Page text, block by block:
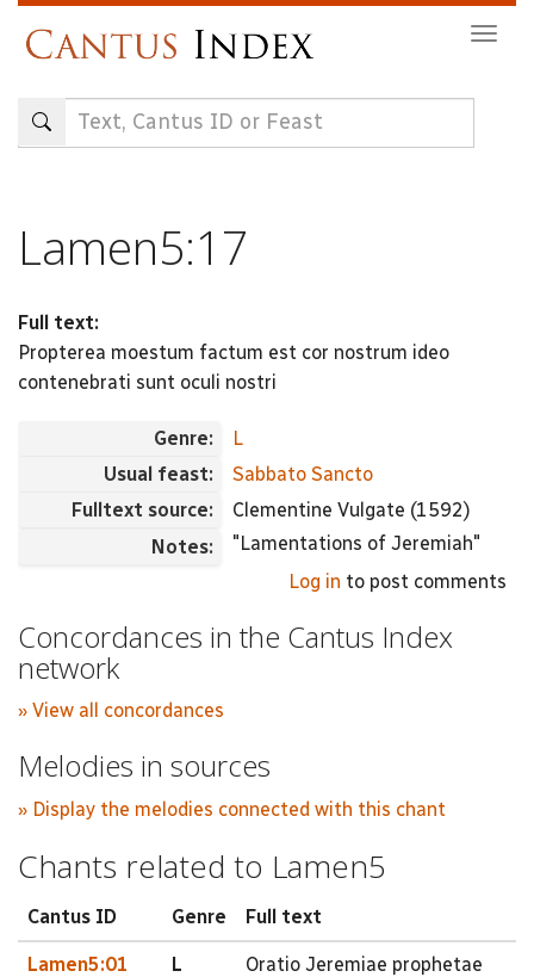
content
Lamen5:17
Full text:
Propterea moestum factum est cor nostrum ideo
contenebrati sunt oculi nostri
Genre:
L
Usual feast:
Sabbato Sancto
Fulltext source:
Clementine Vulgate (1592)
Notes:
"Lamentations of Jeremiah"
Log in to post comments
Concordances in the Cantus Index
network
» View all concordances
Melodies in sources
» Display the melodies connected with this chant
Chants related to Lamen5
Cantus ID Genre Full text
Lamen5:01 L
Oratio Jeremiae prophetae